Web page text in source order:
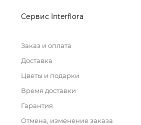
Сервис Interflora
Заказ и оплата
Доставка
Цветы и подарки
Время доставки
Гарантия
Отмена, изменение заказа